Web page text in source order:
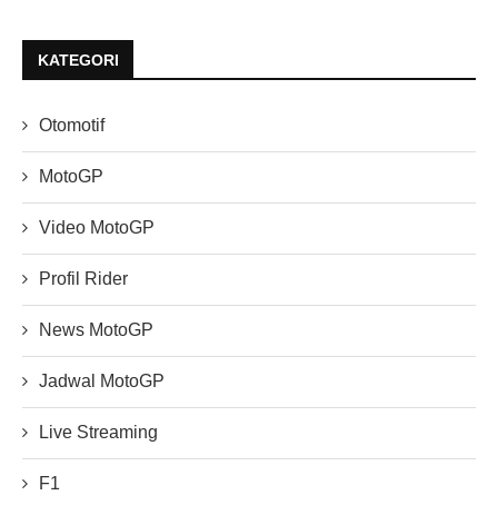
KATEGORI
Otomotif
MotoGP
Video MotoGP
Profil Rider
News MotoGP
Jadwal MotoGP
Live Streaming
F1